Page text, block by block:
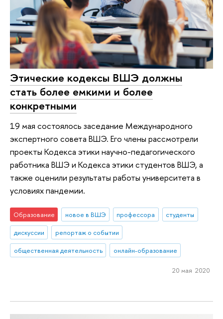
Этические кодексы ВШЭ должны
стать более емкими и более
конкретными
19 мая состоялось заседание Международного
экспертного совета ВШЭ. Его члены рассмотрели
проекты Кодекса этики научно-педагогического
работника ВШЭ и Кодекса этики студентов ВШЭ, а
также оценили результаты работы университета в
условиях пандемии.
Образование новое в ВШЭ профессора
студенты
дискуссии
репортаж о событии
общественная деятельность
онлайн-образование
20 мая 2020